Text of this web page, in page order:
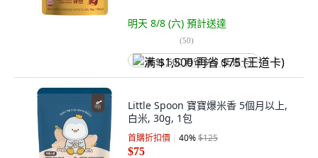
明天 8/8 (六) 預計送達
(50)
满 $1,500 再省 $75 (王道卡)
Little Spoon 寶寶爆米香 5個月以上,
白米, 30g, 1包
首購折扣價 40%$125
$75